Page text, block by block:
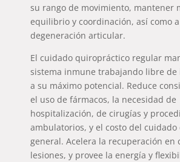
su rango de movimiento, mantener
equilibrio y coordinación, así como
degeneración articular.
El cuidado quiropráctico regular
sistema inmune trabajando libre de
a su máximo potencial. Reduce
el uso de fármacos, la necesidad de
hospitalización, de cirugías y
ambulatorios, y el costo del cuidado
general. Acelera la recuperación en
lesiones, y provee la energía y